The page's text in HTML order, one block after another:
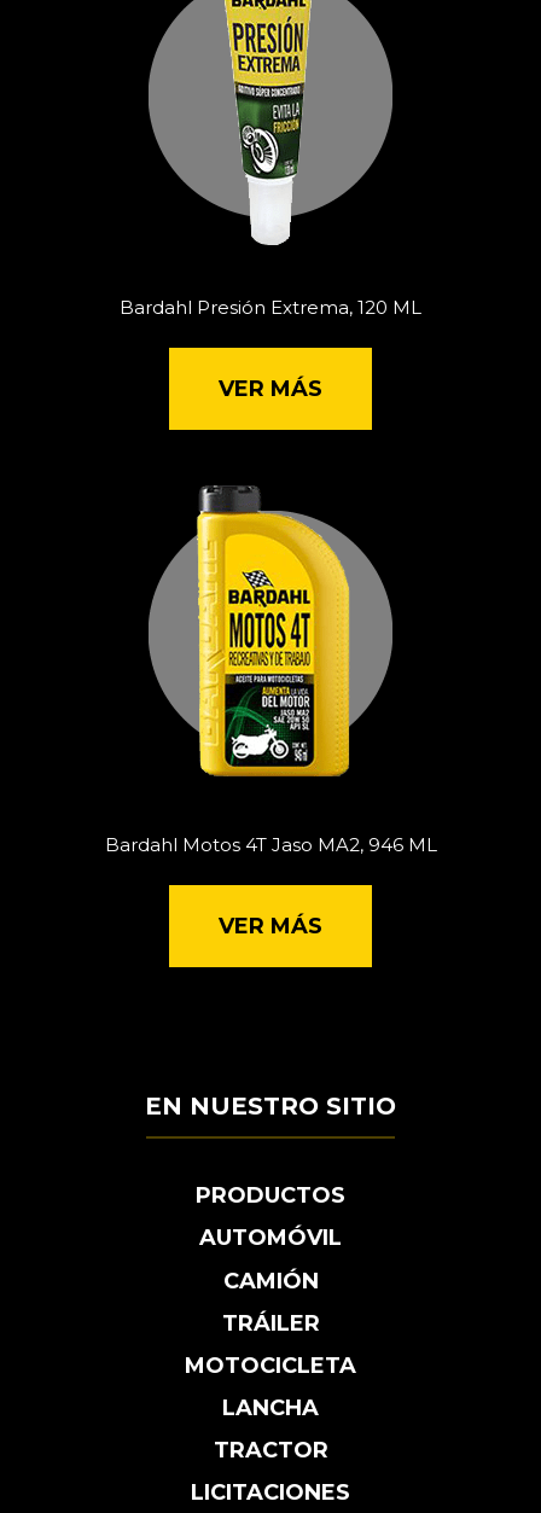
Bardahl Presión Extrema, 120 ML
VER MÁS
Bardahl Motos 4T Jaso MA2, 946 ML
VER MÁS
EN NUESTRO SITIO
PRODUCTOS
AUTOMÓVIL
CAMIÓN
TRÁILER
MOTOCICLETA
LANCHA
TRACTOR
LICITACIONES